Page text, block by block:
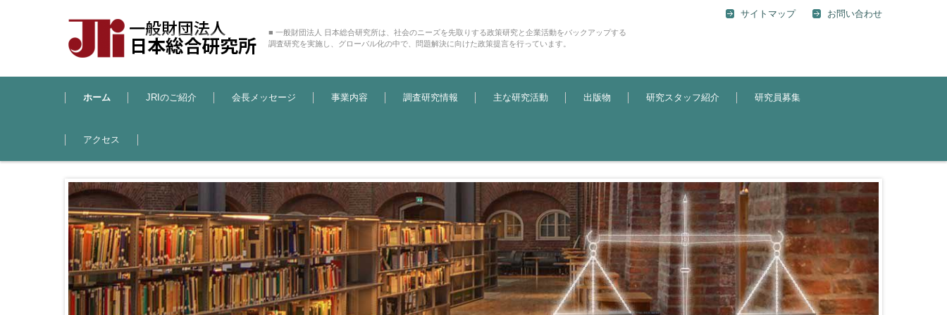
■ 一般財団法人 日本総合研究所は、社会のニーズを先取りする政策研究と企業活動をバックアップする
調査研究を実施し、グローバル化の中で、問題解決に向けた政策提言を行っています。
サイトマップ お問い合わせ
コンテンツに移動
ホーム
JRIのご紹介 会長メッセージ 事業内容 調査研究情報 主な研究活動 出版物 研究スタッフ紹介 研究員募集
アクセス